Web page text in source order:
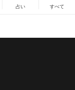
占い すべて